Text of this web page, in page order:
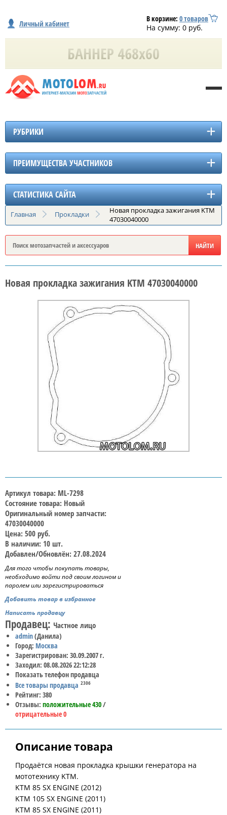
Личный кабинет В корзине: 0товаров
На сумму: 0 руб.
РУБРИКИ
ПРЕИМУЩЕСТВА УЧАСТНИКОВ
СТАТИСТИКА САЙТА
Главная Прокладки
Новая прокладка зажигания KTM
47030040000
Новая прокладка зажигания KTM 47030040000
Артикул товара: ML-7298
Состояние товара: Новый
Оригинальный номер запчасти:
47030040000
Цена: 500 руб.
В наличии: 10 шт.
Добавлен/Обновлён: 27.08.2024
Для того чтобы покупать товары,
необходимо войти под своим логином и
паролем или зарегистрироваться
Добавить товар в избранное
Написать продавцу
Продавец: Частное лицо
admin(Данила)
Город: Москва
Зарегистрирован: 30.09.2007 г.
Заходил: 08.08.2026 22:12:28
Показать телефон продавца
Все товары продавца 2306
Рейтинг: 380
Отзывы: положительные 430/
отрицательные 0
Описание товара
Продаётся новая прокладка крышки генератора на
мототехнику KTM.
KTM 85 SX ENGINE (2012)
KTM 105 SX ENGINE (2011)
KTM 85 SX ENGINE (2011)